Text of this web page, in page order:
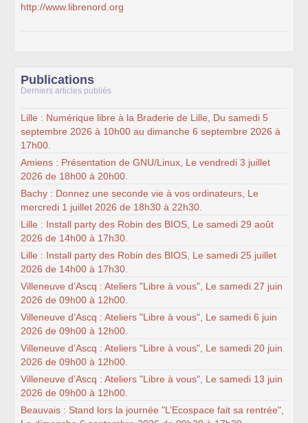
http://www.librenord.org
Publications
Derniers articles publiés
Lille : Numérique libre à la Braderie de Lille, Du samedi 5
septembre 2026 à 10h00 au dimanche 6 septembre 2026 à
17h00.
Amiens : Présentation de GNU/Linux, Le vendredi 3 juillet
2026 de 18h00 à 20h00.
Bachy : Donnez une seconde vie à vos ordinateurs, Le
mercredi 1 juillet 2026 de 18h30 à 22h30.
Lille : Install party des Robin des BIOS, Le samedi 29 août
2026 de 14h00 à 17h30.
Lille : Install party des Robin des BIOS, Le samedi 25 juillet
2026 de 14h00 à 17h30.
Villeneuve d’Ascq : Ateliers "Libre à vous", Le samedi 27 juin
2026 de 09h00 à 12h00.
Villeneuve d’Ascq : Ateliers "Libre à vous", Le samedi 6 juin
2026 de 09h00 à 12h00.
Villeneuve d’Ascq : Ateliers "Libre à vous", Le samedi 20 juin
2026 de 09h00 à 12h00.
Villeneuve d’Ascq : Ateliers "Libre à vous", Le samedi 13 juin
2026 de 09h00 à 12h00.
Beauvais : Stand lors la journée "L’Ecospace fait sa rentrée",